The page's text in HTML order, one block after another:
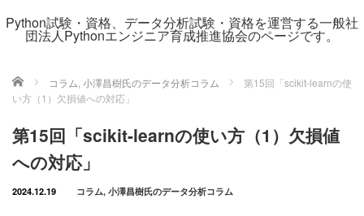
Python試験・資格、データ分析試験・資格を運営する一般社
団法人Pythonエンジニア育成推進協会のページです。
ホーム コラム, 小澤昌樹氏のデータ分析コラム
第15回「scikit-learnの使
い方（1）欠損値への対応」
第15回「scikit-learnの使い方（1）欠損値
への対応」
2024.12.19 コラム, 小澤昌樹氏のデータ分析コラム